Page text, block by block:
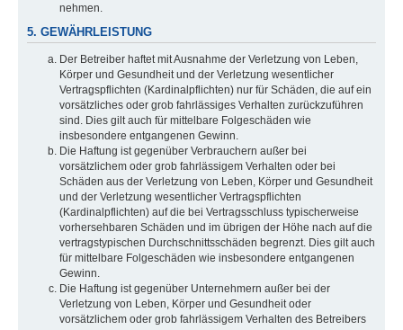
nehmen.
5. GEWÄHRLEISTUNG
Der Betreiber haftet mit Ausnahme der Verletzung von Leben,
Körper und Gesundheit und der Verletzung wesentlicher
Vertragspflichten (Kardinalpflichten) nur für Schäden, die auf ein
vorsätzliches oder grob fahrlässiges Verhalten zurückzuführen
sind. Dies gilt auch für mittelbare Folgeschäden wie
insbesondere entgangenen Gewinn.
Die Haftung ist gegenüber Verbrauchern außer bei
vorsätzlichem oder grob fahrlässigem Verhalten oder bei
Schäden aus der Verletzung von Leben, Körper und Gesundheit
und der Verletzung wesentlicher Vertragspflichten
(Kardinalpflichten) auf die bei Vertragsschluss typischerweise
vorhersehbaren Schäden und im übrigen der Höhe nach auf die
vertragstypischen Durchschnittsschäden begrenzt. Dies gilt auch
für mittelbare Folgeschäden wie insbesondere entgangenen
Gewinn.
Die Haftung ist gegenüber Unternehmern außer bei der
Verletzung von Leben, Körper und Gesundheit oder
vorsätzlichem oder grob fahrlässigem Verhalten des Betreibers